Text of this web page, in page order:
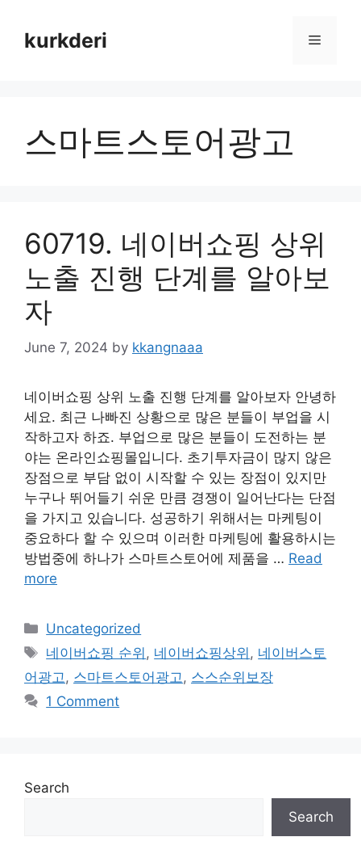
contentkurkderi Menu
스마트스토어광고
60719. 네이버쇼핑 상위
노출 진행 단계를 알아보
자
June 7, 2024 by kkangnaaa
네이버쇼핑 상위 노출 진행 단계를 알아보자 안녕하
세요. 최근 나빠진 상황으로 많은 분들이 부업을 시
작하고자 하죠. 부업으로 많은 분들이 도전하는 분
야는 온라인쇼핑몰입니다. 초기투자금이 많지 않은
장점으로 부담 없이 시작할 수 있는 장점이 있지만
누구나 뛰어들기 쉬운 만큼 경쟁이 일어난다는 단점
을 가지고 있습니다. 성공하기 위해서는 마케팅이
중요하다 할 수 있으며 이러한 마케팅에 활용하시는
방법중에 하나가 스마트스토어에 제품을 … Read
more
Categories
Uncategorized
Tags
네이버쇼핑 순위 , 네이버쇼핑상위 , 네이버스토
어광고 , 스마트스토어광고 , 스스순위보장
1 Comment
Search
Search